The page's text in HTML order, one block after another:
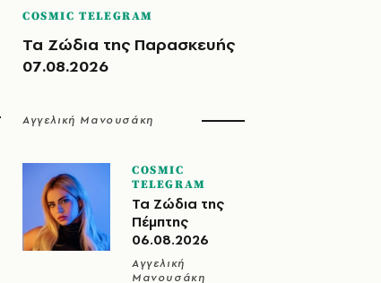
COSMIC TELEGRAM
Τα Ζώδια της Παρασκευής
07.08.2026
Αγγελική Μανουσάκη
COSMIC
TELEGRAM
Τα Ζώδια της
Πέμπτης
06.08.2026
Αγγελική
Μανουσάκη